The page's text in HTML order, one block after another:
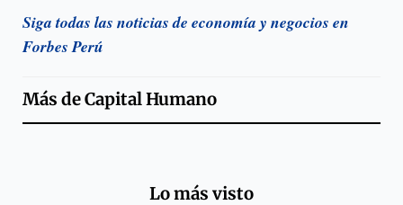
Siga todas las noticias de economía y negocios en
Forbes Perú
Más deCapital Humano
Lo más visto